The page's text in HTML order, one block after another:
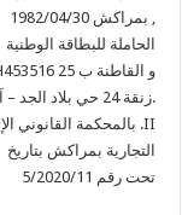
الحاملة للبطاقة الوطنية
رقمH453516 و القاطنة ب 25
زنقة 24 حي بلاد الجد – آسفي.
بالمحكمة القانوني الإيداع تم .II
التجارية بمراكش بتاريخ
5/2020/11 تحت رقم